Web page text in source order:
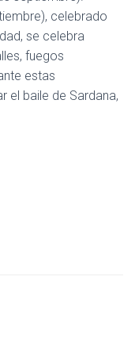
celebrado
se celebra
fuegos
estas
el baile de Sardana,